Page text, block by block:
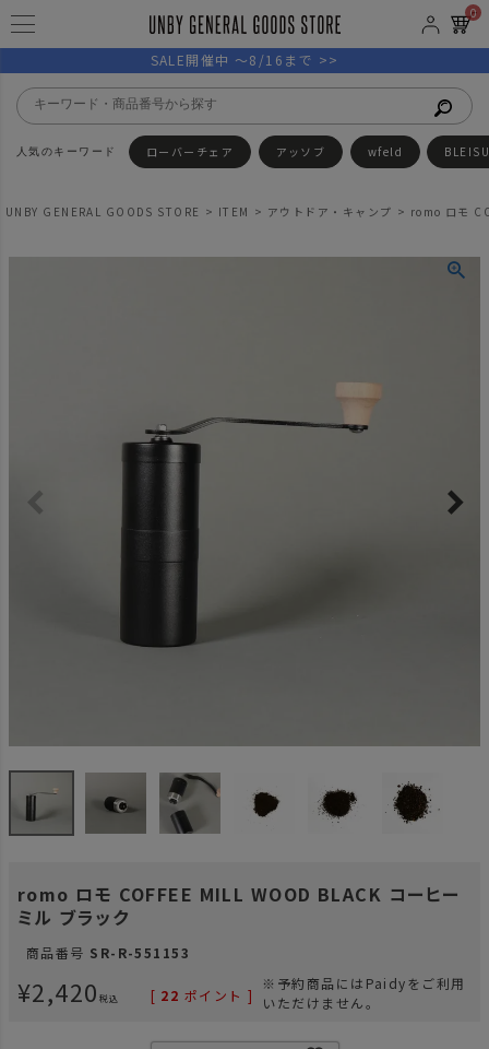
0
SALE開催中 ～8/16まで >>
ローバーチェア アッソブ wfeld
UNBY GENERAL GOODS STORE ITEM アウトドア・キャンプ romo ロモ
romo ロモ COFFEE MILL WOOD BLACK コーヒー
ミル ブラック
商品番号 SR-R-551153
¥2,420 税込 [ 22 ポイント ]
※予約商品にはPaidyをご利用
いただけません。